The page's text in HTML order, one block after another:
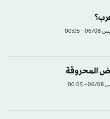
- 00:05
المحروقة